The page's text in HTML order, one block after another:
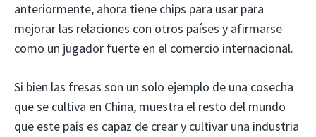
anteriormente, ahora tiene chips para usar para
mejorar las relaciones con otros países y afirmarse
como un jugador fuerte en el comercio internacional.
Si bien las fresas son un solo ejemplo de una cosecha
que se cultiva en China, muestra el resto del mundo
que este país es capaz de crear y cultivar una industria